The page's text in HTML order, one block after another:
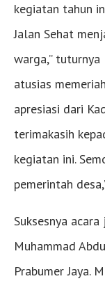
kegiatan tahun
Jalan Sehat
warga,”
atusias
apresiasi dari
terimakasih
kegiatan ini.
pemerintah
Suksesnya
Muhammad
Prabumer Jaya.